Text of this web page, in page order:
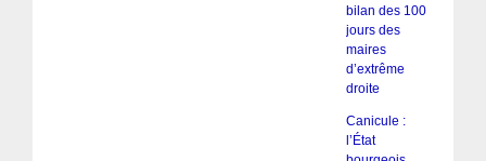
bilan des 100
jours des
maires
d’extrême
droite
Canicule :
l’État